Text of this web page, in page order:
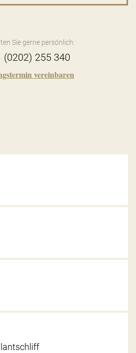
Sie gerne persönlich:
(0202) 255 340
vereinbaren